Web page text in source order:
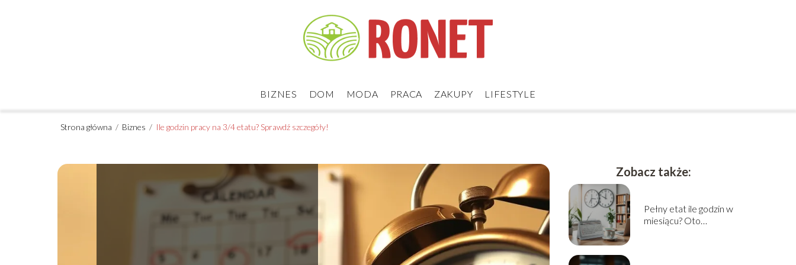
BIZNES DOM MODA PRACA ZAKUPY LIFESTYLE
Strona główna / Biznes / Ile godzin pracy na 3/4 etatu? Sprawdź szczegóły!
Zobacz także:
Pełny etat ile godzin w
miesiącu? Oto